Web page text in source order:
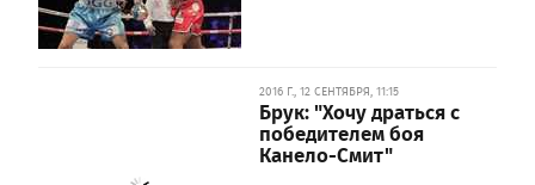
2016 Г., 12 СЕНТЯБРЯ, 11:15
Брук: "Хочу драться с
победителем боя
Канело-Смит"